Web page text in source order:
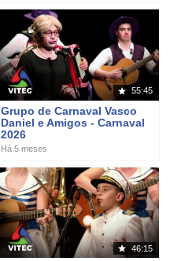
55:45
Grupo de Carnaval Vasco
Daniel e Amigos - Carnaval
2026
Há 5 meses
46:15